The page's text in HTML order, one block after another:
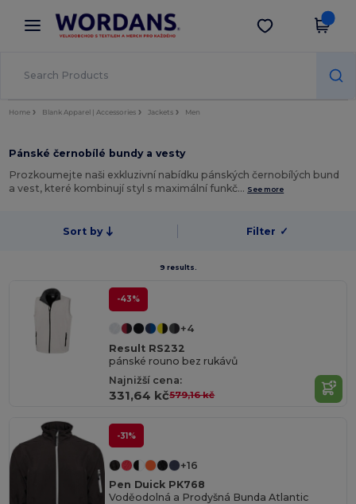
× Aplikace Wordans
Lepší ceny v aplikaci!
Stáhnout app
Home Blank Apparel | Accessories Jackets Men
Pánské černobílé bundy a vesty
Prozkoumejte naši exkluzivní nabídku pánských černobílých bund
a vest, které kombinují styl s maximální funkč… See more
Sort by Filter ✓
9 results.
-43%
+4
Result RS232
pánské rouno bez rukávů
Najnižší cena:
331,64 kč579,16 kč
-31%
+16
Pen Duick PK768
Voděodolná a Prodyšná Bunda Atlantic